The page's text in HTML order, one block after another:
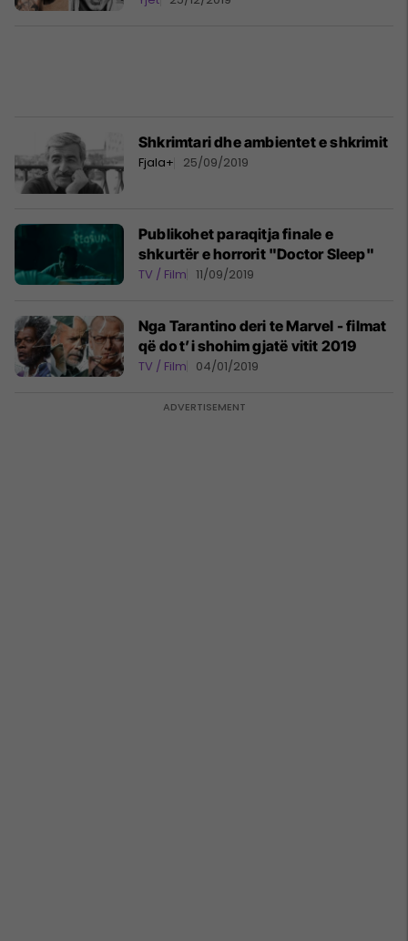
Shkrimtari dhe ambientet e shkrimit
Fjala+ 25/09/2019
Publikohet paraqitja finale e
shkurtër e horrorit "Doctor Sleep"
TV / Film 11/09/2019
Nga Tarantino deri te Marvel - filmat
që do t’i shohim gjatë vitit 2019
TV / Film 04/01/2019